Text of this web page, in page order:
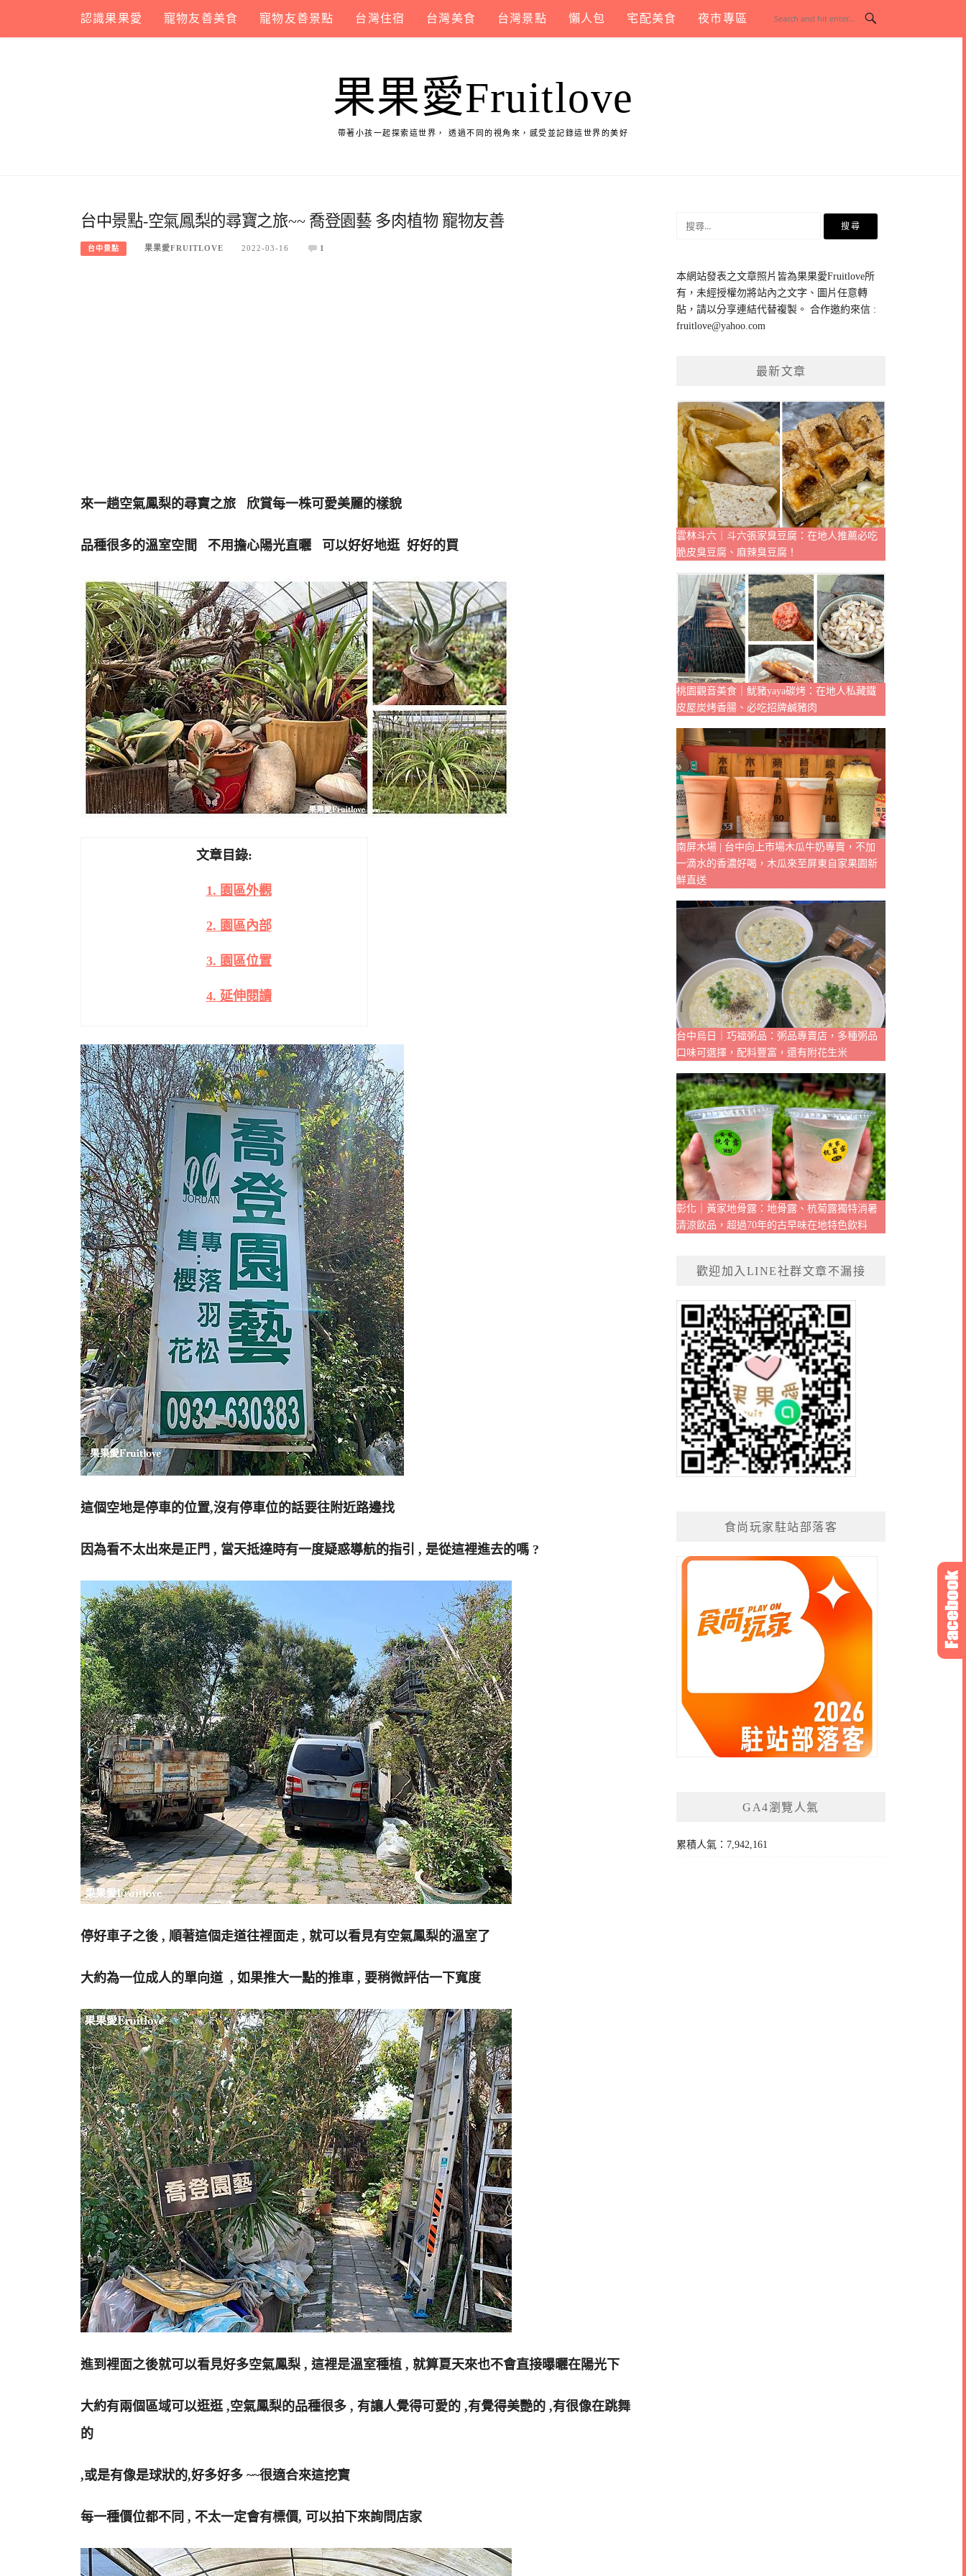
content
認識果果愛 寵物友善美食 寵物友善景點 台灣住宿 台灣美食 台灣景點 懶人包 宅配美食 夜市專區
果果愛Fruitlove
帶著小孩一起探索這世界， 透過不同的視角來，感受並記錄這世界的美好
台中景點-空氣鳳梨的尋寶之旅~~ 喬登園藝 多肉植物 寵物友善
台中景點 果果愛FRUITLOVE 2022-03-16 1
來一趟空氣鳳梨的尋寶之旅 欣賞每一株可愛美麗的樣貌
品種很多的溫室空間 不用擔心陽光直曬 可以好好地逛 好好的買
文章目錄:
1. 園區外觀
2. 園區內部
3. 園區位置
4. 延伸閱讀
這個空地是停車的位置,沒有停車位的話要往附近路邊找
因為看不太出來是正門 , 當天抵達時有一度疑惑導航的指引 , 是從這裡進去的嗎 ?
停好車子之後 , 順著這個走道往裡面走 , 就可以看見有空氣鳳梨的溫室了
大約為一位成人的單向道 , 如果推大一點的推車 , 要稍微評估一下寬度
進到裡面之後就可以看見好多空氣鳳梨 , 這裡是溫室種植 , 就算夏天來也不會直接曝曬在陽光下
大約有兩個區域可以逛逛 ,空氣鳳梨的品種很多 , 有讓人覺得可愛的 ,有覺得美艷的 ,有很像在跳舞
的
,或是有像是球狀的,好多好多 ~~很適合來這挖寶
每一種價位都不同 , 不太一定會有標價, 可以拍下來詢問店家
鍵
字:
本網站發表之文章照片皆為果果愛Fruitlove所
有，未經授權勿將站內之文字、圖片任意轉
貼，請以分享連結代替複製。 合作邀約來信 :
fruitlove@yahoo.com
最新文章
雲林斗六｜斗六張家臭豆腐：在地人推薦必吃
脆皮臭豆腐、麻辣臭豆腐！
桃園觀音美食｜魷豬yaya碳烤：在地人私藏鐵
皮屋炭烤香腸、必吃招牌鹹豬肉
南屏木場 | 台中向上市場木瓜牛奶專賣，不加
一滴水的香濃好喝，木瓜來至屏東自家果園新
鮮直送
台中烏日｜巧福粥品：粥品專賣店，多種粥品
口味可選擇，配料豐富，還有附花生米
彰化｜黃家地骨露：地骨露、杭菊露獨特消暑
清涼飲品，超過70年的古早味在地特色飲料
歡迎加入LINE社群文章不漏接
食尚玩家駐站部落客
GA4瀏覽人氣
累積人氣：7,942,161